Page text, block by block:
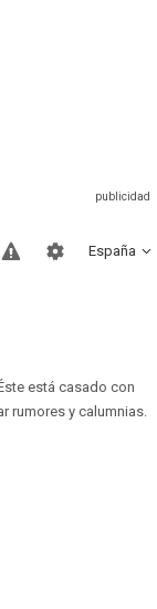
España
está casado con
rumores y calumnias.